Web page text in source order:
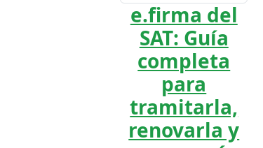
e.firma del
SAT: Guía
completa
para
tramitarla,
renovarla y